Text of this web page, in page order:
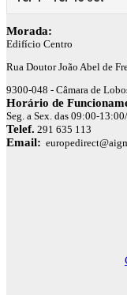
Morada:
Edifício Centro
Rua Doutor João Abel de
9300-048 - Câmara de
Horário de
Seg. a Sex. das 09:00-
Telef. 291 635 113
Email: